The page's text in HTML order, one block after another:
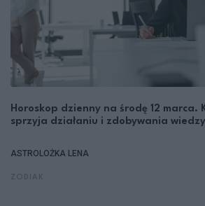
Horoskop dzienny na środę 12 marca.
sprzyja działaniu i zdobywania wiedzy
ASTROLOŻKA LENA